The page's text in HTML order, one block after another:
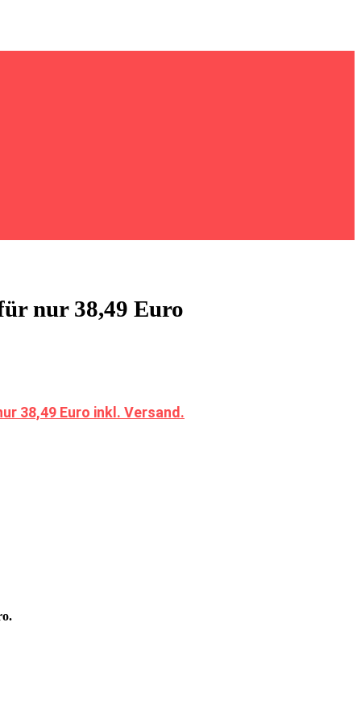
nur 38,49 Euro
38,49 Euro inkl. Versand.